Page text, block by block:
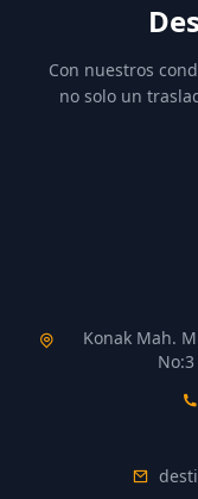
Con nuestros
no solo un
Konak Mah.